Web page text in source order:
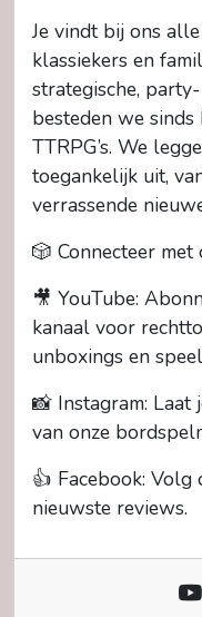
Je vindt bij ons
klassiekers en
strategische,
besteden we
TTRPG’s. We
toegankelijk uit,
verrassende
🎲 Connecteer met
🎥 YouTube:
kanaal voor
unboxings en
📸 Instagram:
van onze
👍 Facebook: Volg
nieuwste reviews.